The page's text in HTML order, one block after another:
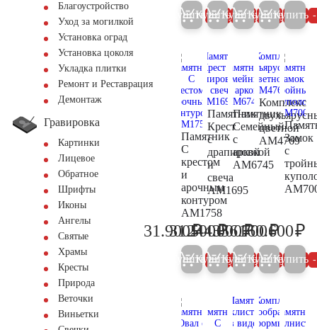
Благоустройство
Уход за могилкой
Установка оград
Установка цоколя
Укладка плитки
Ремонт и Реставрация
Демонтаж
Гравировка
Картинки
Лицевое
Обратное
Шрифты
Иконы
Ангелы
Святые
Храмы
Кресты
Природа
Веточки
Виньетки
Купить 5%
Купить 5%
Купить 5%
Купить 5%
Купить
Памятник
С
крестом
и
арочным
контуром
AM1758
33.600
31.900₽
Купить 5%
Памятник
Крест
с
драпировкой
и
свеча
AM1695
33.200
31.500₽
Купить 5%
Памятник
Семейный
с
аркой
AM6745
256.800
244.000₽
Купить 5%
Комплекс
цветной
AM4769
375.500
356.700₽
Купить 5%
Замок
с
160.600₽
Купить